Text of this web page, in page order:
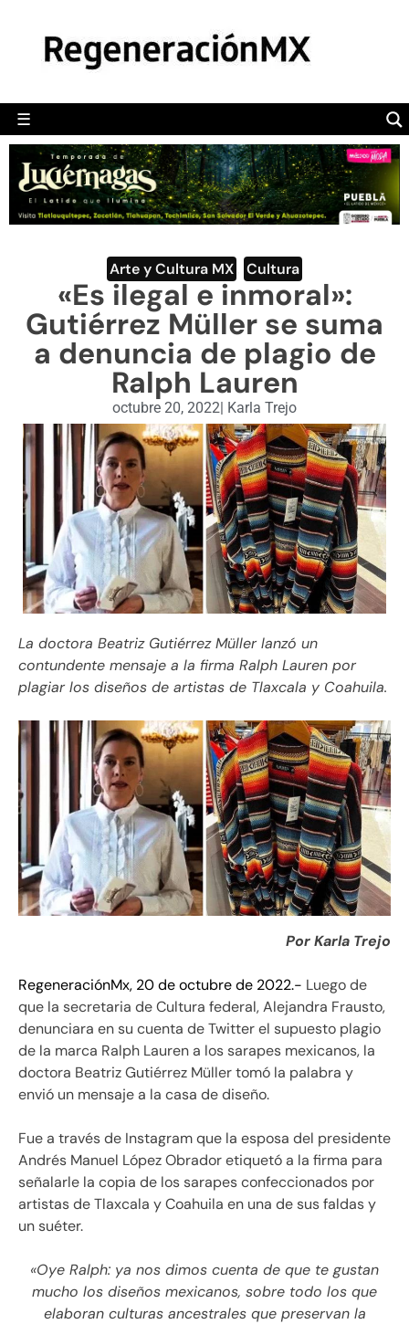
☰
POLÍTICA
CAMALEÓN
OPINIÓN
DEPORTES
ENGLISH SECTION
VIDEOS
Arte y Cultura MX Cultura
«Es ilegal e inmoral»:
Gutiérrez Müller se suma
a denuncia de plagio de
Ralph Lauren
octubre 20, 2022| Karla Trejo
La doctora Beatriz Gutiérrez Müller lanzó un
contundente mensaje a la firma Ralph Lauren por
plagiar los diseños de artistas de Tlaxcala y Coahuila.
Por Karla Trejo
RegeneraciónMx, 20 de octubre de 2022.- Luego de
que la secretaria de Cultura federal, Alejandra Frausto,
denunciara en su cuenta de Twitter el supuesto plagio
de la marca Ralph Lauren a los sarapes mexicanos, la
doctora Beatriz Gutiérrez Müller tomó la palabra y
envió un mensaje a la casa de diseño.
Fue a través de Instagram que la esposa del presidente
Andrés Manuel López Obrador etiquetó a la firma para
señalarle la copia de los sarapes confeccionados por
artistas de Tlaxcala y Coahuila en una de sus faldas y
un suéter.
«Oye Ralph: ya nos dimos cuenta de que te gustan
mucho los diseños mexicanos, sobre todo los que
elaboran culturas ancestrales que preservan la